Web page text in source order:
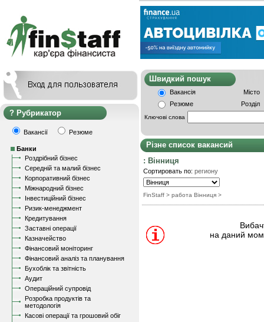
Рубрикатор
Вакансії Резюме
Банки
Роздрібний бізнес
Середній та малий бізнес
Корпоративний бізнес
Міжнародний бізнес
Інвестиційний бізнес
Ризик-менеджмент
Кредитування
Заставні операції
Казначейство
Фінансовий моніторинг
Фінансовий аналіз та планування
Бухоблік та звітність
Аудит
Операційний супровід
Розробка продуктів та
методологія
Касові операції та грошовий обіг
Швидкий
Вакансія
Місто
Резюме
Розділ
Ключові слова
Різне список вакансий
: Вінниця
Сортировать по: региону
FinStaff > работа Вінниця >
на даний